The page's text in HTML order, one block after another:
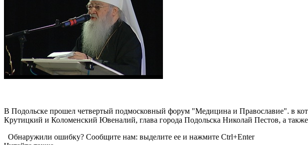
В Подольске прошел четвертый подмосковный форум "Медицина и Православие". в
Крутицкий и Коломенский Ювеналий, глава города Подольска Николай Пестов, а
Обнаружили ошибку? Сообщите нам: выделите ее и нажмите Ctrl+Enter